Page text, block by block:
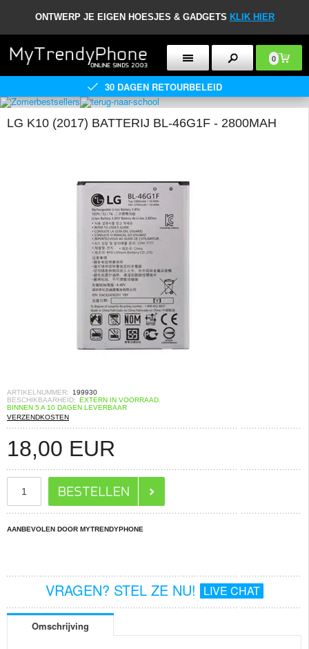
ONTWERP JE EIGEN HOESJES & GADGETS KLIK HIER
0
30 DAGEN RETOURBELEID
LG K10 (2017) BATTERIJ BL-46G1F - 2800MAH
ARTIKELNUMMER:
199930
BESCHIKBAARHEID: EXTERN IN VOORRAAD.
BINNEN 5 A 10 DAGEN LEVERBAAR
VERZENDKOSTEN
18,00 EUR
AANBEVOLEN DOOR MYTRENDYPHONE
VRAGEN? STEL ZE NU! LIVE CHAT
Omschrijving